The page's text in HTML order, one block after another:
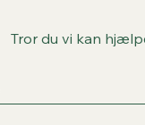
Tror du vi kan